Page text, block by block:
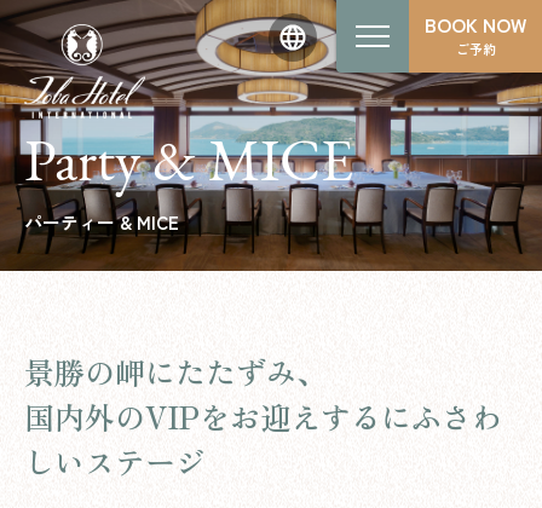
BOOK NOW
ご予約
Party & MICE
パーティー & MICE
景勝の岬にたたずみ、
国内外のVIPをお迎えするにふさわ
しいステージ